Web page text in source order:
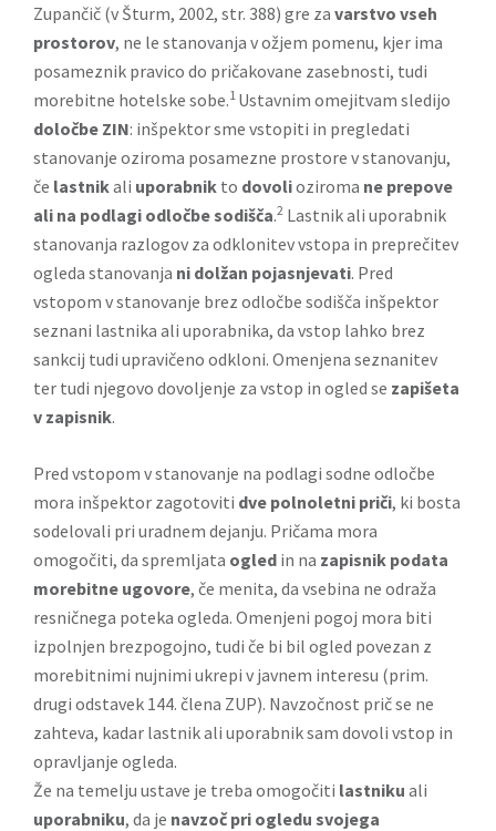
Zupančič (v Šturm, 2002, str. 388) gre za varstvo vseh
prostorov, ne le stanovanja v ožjem pomenu, kjer ima
posameznik pravico do pričakovane zasebnosti, tudi
morebitne hotelske sobe.1 Ustavnim omejitvam sledijo
določbe ZIN: inšpektor sme vstopiti in pregledati
stanovanje oziroma posamezne prostore v stanovanju,
če lastnikali uporabnik to dovolioziroma ne prepove
ali na podlagi odločbe sodišča.2 Lastnik ali uporabnik
stanovanja razlogov za odklonitev vstopa in preprečitev
ogleda stanovanja ni dolžan pojasnjevati. Pred
vstopom v stanovanje brez odločbe sodišča inšpektor
seznani lastnika ali uporabnika, da vstop lahko brez
sankcij tudi upravičeno odkloni. Omenjena seznanitev
ter tudi njegovo dovoljenje za vstop in ogled se zapišeta
v zapisnik.
Pred vstopom v stanovanje na podlagi sodne odločbe
mora inšpektor zagotoviti dve polnoletni priči, ki bosta
sodelovali pri uradnem dejanju. Pričama mora
omogočiti, da spremljata ogled in na zapisnik podata
morebitne ugovore, če menita, da vsebina ne odraža
resničnega poteka ogleda. Omenjeni pogoj mora biti
izpolnjen brezpogojno, tudi če bi bil ogled povezan z
morebitnimi nujnimi ukrepi v javnem interesu (prim.
drugi odstavek 144. člena ZUP). Navzočnost prič se ne
zahteva, kadar lastnik ali uporabnik sam dovoli vstop in
opravljanje ogleda.
Že na temelju ustave je treba omogočiti lastniku ali
uporabniku, da je navzoč pri ogledu svojega